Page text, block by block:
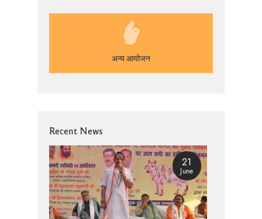
अन्य आयोजन
Recent News
21
June